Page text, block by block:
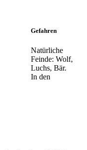
Gefahren
Natürliche
Feinde: Wolf,
Luchs, Bär.
In den